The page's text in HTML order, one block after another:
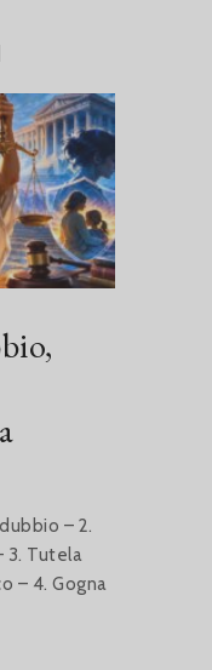
– 2.
3. Tutela
– 4. Gogna